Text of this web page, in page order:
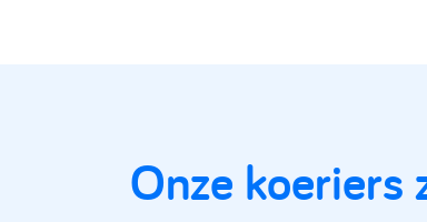
Onze koeriers